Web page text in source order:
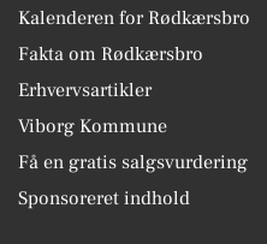
Kalenderen for Rødkærsbro
Fakta om Rødkærsbro
Erhvervsartikler
Viborg Kommune
Få en gratis salgsvurdering
Sponsoreret indhold